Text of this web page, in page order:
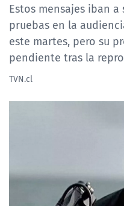
TVN PLAY
PROGRAMAS
NTV
CORPORATIVO Y
CANAL DE DENUNCIAS
Estos mensajes iban
pruebas en la
este martes, pero su
pendiente tras la
TVN.cl